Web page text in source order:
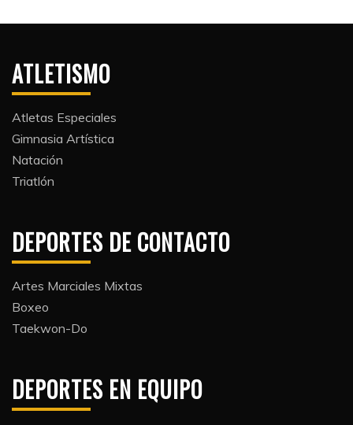
ATLETISMO
Atletas Especiales
Gimnasia Artística
Natación​
Triatlón​
DEPORTES DE CONTACTO
Artes Marciales Mixtas
Boxeo
Taekwon-Do
DEPORTES EN EQUIPO